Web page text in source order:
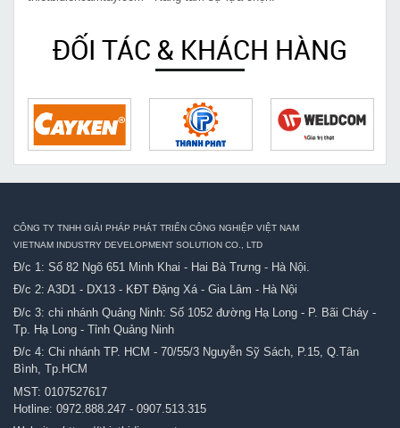
ĐỐI TÁC & KHÁCH HÀNG
CÔNG TY TNHH GIẢI PHÁP PHÁT TRIỂN CÔNG NGHIỆP VIỆT NAM
VIETNAM INDUSTRY DEVELOPMENT SOLUTION CO., LTD
Đ/c 1: Số 82 Ngõ 651 Minh Khai - Hai Bà Trưng - Hà Nội.
Đ/c 2: A3D1 - DX13 - KĐT Đặng Xá - Gia Lâm - Hà Nội
Đ/c 3: chi nhánh Quảng Ninh: Số 1052 đường Hạ Long - P. Bãi Cháy -
Tp. Hạ Long - Tỉnh Quảng Ninh
Đ/c 4: Chi nhánh TP. HCM - 70/55/3 Nguyễn Sỹ Sách, P.15, Q.Tân
Bình, Tp.HCM
MST: 0107527617
Hotline: 0972.888.247 - 0907.513.315